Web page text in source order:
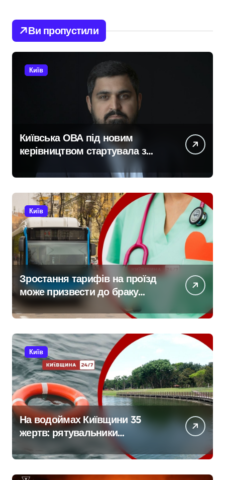
Ви пропустили
Київ
Київська ОВА під новим
керівництвом стартувала з
ініціативи підтримки освіти:
області передані 13 шкільних
автобусів
Київ
Зростання тарифів на проїзд
може призвести до браку
медичних працівників у
київських лікарнях
Київ
На водоймах Київщини 35
жертв: рятувальники
тривожаться через зростання
трагедій